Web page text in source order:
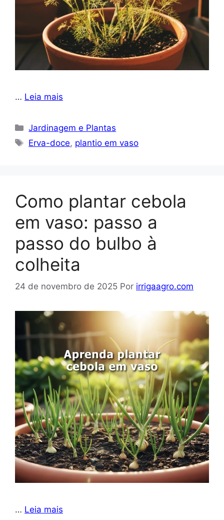
… Leia mais
Categorias
Jardinagem e Plantas
Tags
Erva-doce, plantio em vaso
Como plantar cebola
em vaso: passo a
passo do bulbo à
colheita
24 de novembro de 2025 Por irrigaagro.com
… Leia mais